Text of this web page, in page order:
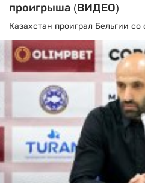
проигрыша (ВИДЕО)
Казахстан проиграл Бельгии со